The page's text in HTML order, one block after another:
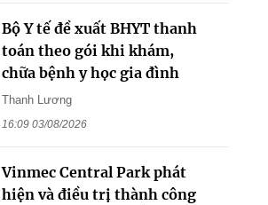
Bộ Y tế đề xuất BHYT thanh
toán theo gói khi khám,
chữa bệnh y học gia đình
Thanh Lương
16:09 03/08/2026
Vinmec Central Park phát
hiện và điều trị thành công